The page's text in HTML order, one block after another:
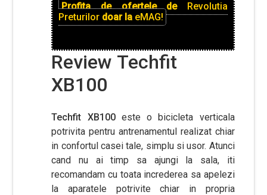
Profita de ofertele de Revolutia
Preturilor doar la eMAG!
Review Techfit
XB100
Techfit XB100 este o bicicleta verticala
potrivita pentru antrenamentul realizat chiar
in confortul casei tale, simplu si usor. Atunci
cand nu ai timp sa ajungi la sala, iti
recomandam cu toata increderea sa apelezi
la aparatele potrivite chiar in propria